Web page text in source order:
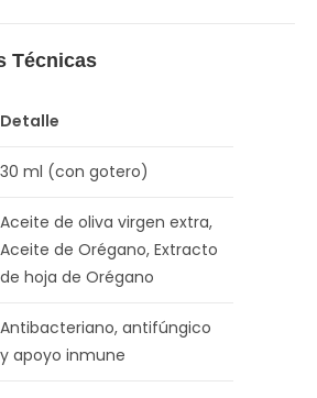
Técnicas
Detalle
30 ml (con gotero)
Aceite de oliva virgen extra,
Aceite de Orégano, Extracto
de hoja de Orégano
Antibacteriano, antifúngico
y apoyo inmune